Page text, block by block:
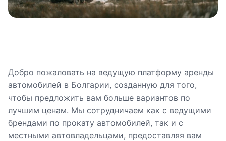
Добро пожаловать на ведущую платформу аренды
автомобилей в Болгарии, созданную для того,
чтобы предложить вам больше вариантов по
лучшим ценам. Мы сотрудничаем как с ведущими
брендами по прокату автомобилей, так и с
местными автовладельцами, предоставляя вам